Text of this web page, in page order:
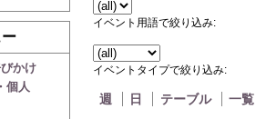
かけ
個人
イベント用語で絞り込み:
イベントタイプで絞り込み:
週 日 テーブル 一覧